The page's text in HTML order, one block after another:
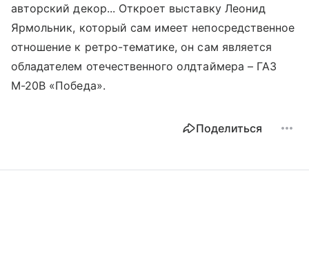
авторский декор... Откроет выставку Леонид
Ярмольник, который сам имеет непосредственное
отношение к ретро-тематике, он сам является
обладателем отечественного олдтаймера – ГАЗ
М-20В «Победа».
Поделиться